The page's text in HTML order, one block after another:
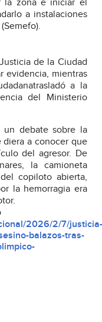
la zona e iniciar el
a instalaciones
de la Ciudad
evidencia, mientras
a la
del Ministerio
un debate sobre la
a conocer que
del agresor. De
la camioneta
copiloto abierta,
la hemorragia era
2026/2/7/justicia-
balazos-tras-